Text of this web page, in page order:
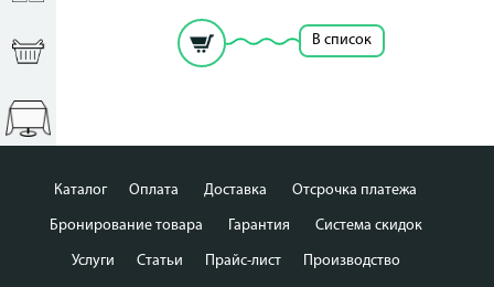
В список
Каталог Оплата Доставка Отсрочка платежа
Бронирование товара Гарантия Система скидок
Услуги Статьи Прайс-лист Производство